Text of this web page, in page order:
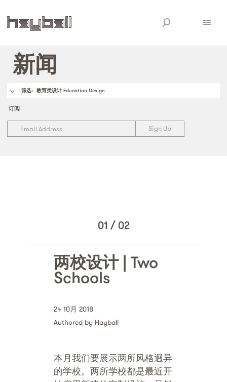
新闻
筛选: 教育类设计 Education Design
订阅
01 / 02
两校设计 | Two
Schools
24 10月 2018
Authored by Hayball
本月我们要展示两所风格迥异
的学校。两所学校都是最近开